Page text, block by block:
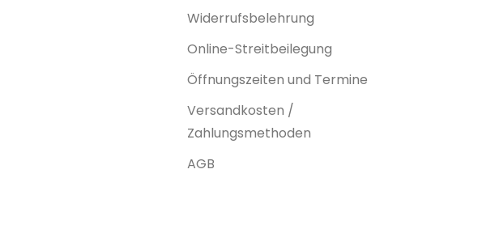
Widerrufsbelehrung
Online-Streitbeilegung
Öffnungszeiten und Termine
Versandkosten /
Zahlungsmethoden
AGB